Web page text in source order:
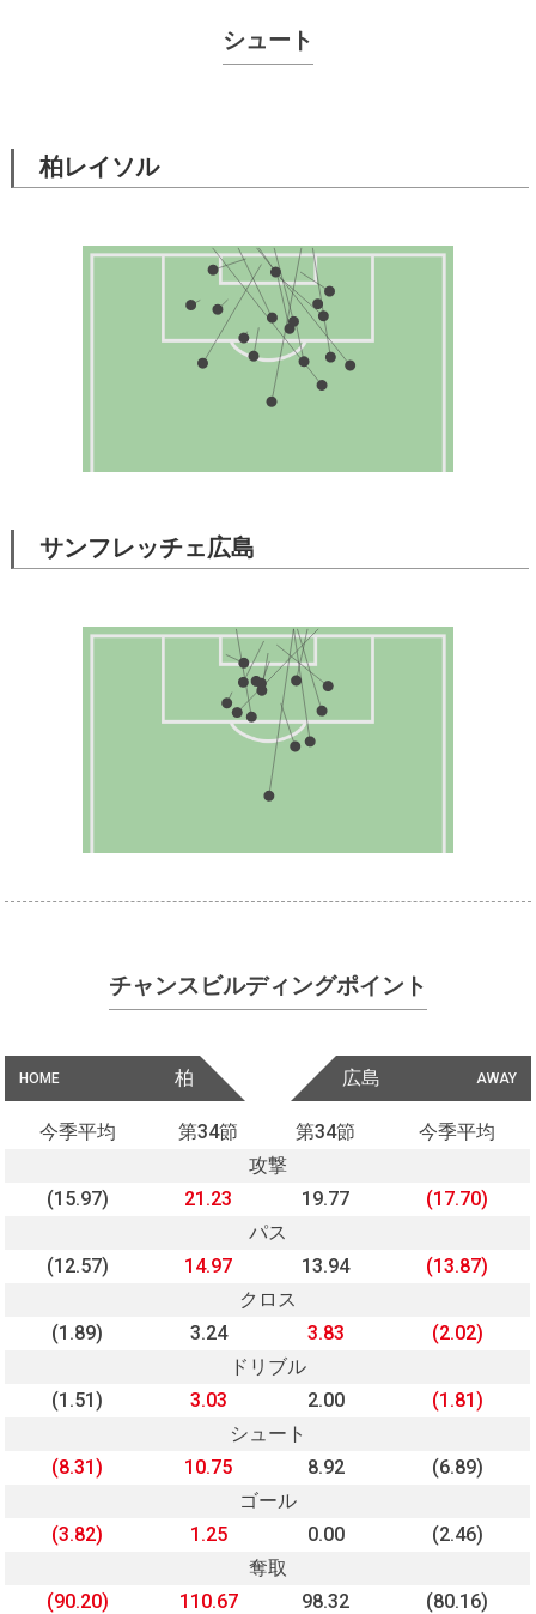
シュート
柏レイソル
サンフレッチェ広島
チャンスビルディングポイント
HOME 柏 AWAY
広島
今季平均 第34節 第34節
今季平均
攻撃
(15.97)
21.23 19.77
(17.70)
パス
(12.57)
14.97 13.94
(13.87)
クロス
(1.89)
3.24 3.83
(2.02)
ドリブル
(1.51)
3.03 2.00
(1.81)
シュート
(8.31)
10.75 8.92
(6.89)
ゴール
(3.82)
1.25 0.00
(2.46)
奪取
(90.20)
110.67 98.32
(80.16)